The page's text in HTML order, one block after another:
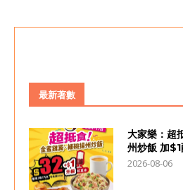
最新著數
大家樂：超
州炒飯 加
2026-08-06